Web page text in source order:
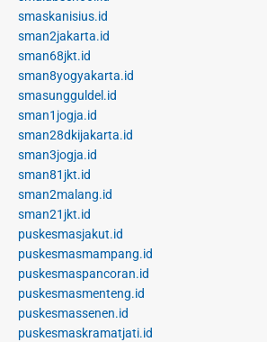
smaskanisius.id
sman2jakarta.id
sman68jkt.id
sman8yogyakarta.id
smasungguldel.id
sman1jogja.id
sman28dkijakarta.id
sman3jogja.id
sman81jkt.id
sman2malang.id
sman21jkt.id
puskesmasjakut.id
puskesmasmampang.id
puskesmaspancoran.id
puskesmasmenteng.id
puskesmassenen.id
puskesmaskramatjati.id